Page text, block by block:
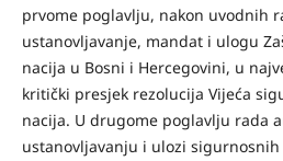
prvome poglavlju, nakon uvodnih
ustanovljavanje, mandat i ulogu
nacija u Bosni i Hercegovini, u
kritički presjek rezolucija Vijeća
nacija. U drugome poglavlju rada
ustanovljavanju i ulozi